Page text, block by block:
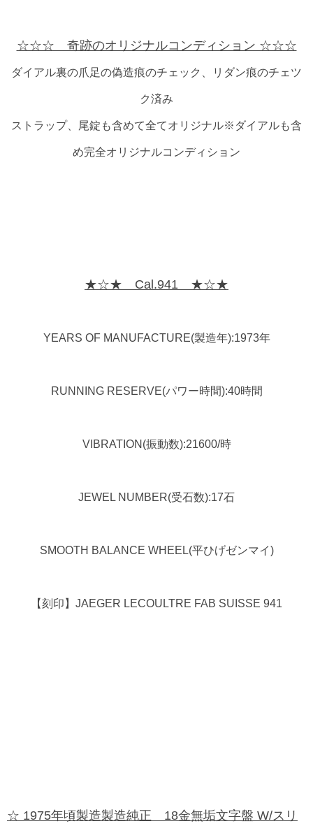
☆☆☆ 奇跡のオリジナルコンディション ☆☆☆
ダイアル裏の爪足の偽造痕のチェック、リダン痕のチェツ
ク済み
ストラップ、尾錠も含めて全てオリジナル※ダイアルも含
め完全オリジナルコンディション
★☆★ Cal.941 ★☆★
YEARS OF MANUFACTURE(製造年):1973年
RUNNING RESERVE(パワー時間):40時間
VIBRATION(振動数):21600/時
JEWEL NUMBER(受石数):17石
SMOOTH BALANCE WHEEL(平ひげゼンマイ)
【刻印】JAEGER LECOULTRE FAB SUISSE 941
☆ 1975年頃製造製造純正 18金無垢文字盤 W/スリ